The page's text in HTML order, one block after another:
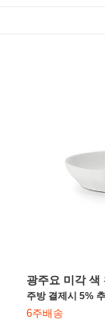
광주요 미각 색
주방 결제시 5%
6주배송